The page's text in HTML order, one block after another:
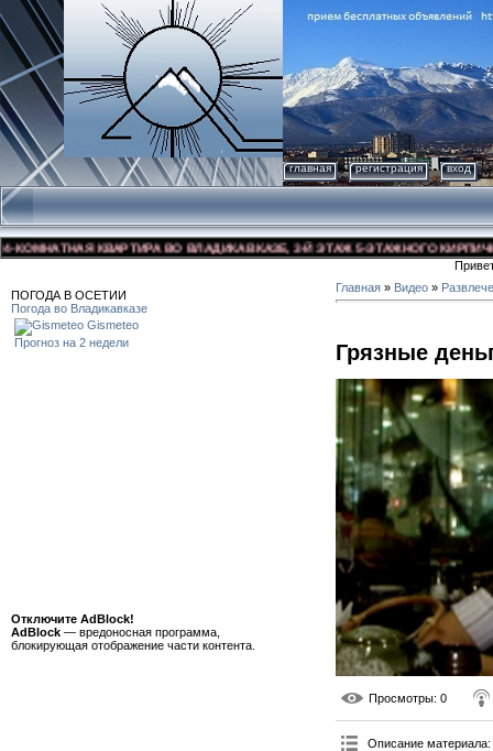
главная регистрация вход
КВАРТИРА ВО ВЛАДИКАВКАЗЕ, 3-Й ЭТАЖ 5-ЭТАЖНОГО
ПОГОДА В ОСЕТИИ
Погода во Владикавказе
Gismeteo
Прогноз на 2 недели
Отключите AdBlock!
AdBlock — вредоносная программа,
блокирующая отображение части контента.
Главная » Видео »
Грязные
Просмотры: 0
Описание материала: